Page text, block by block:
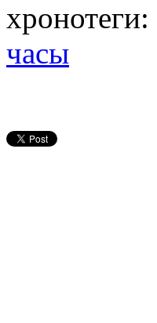
хронотеги:
часы